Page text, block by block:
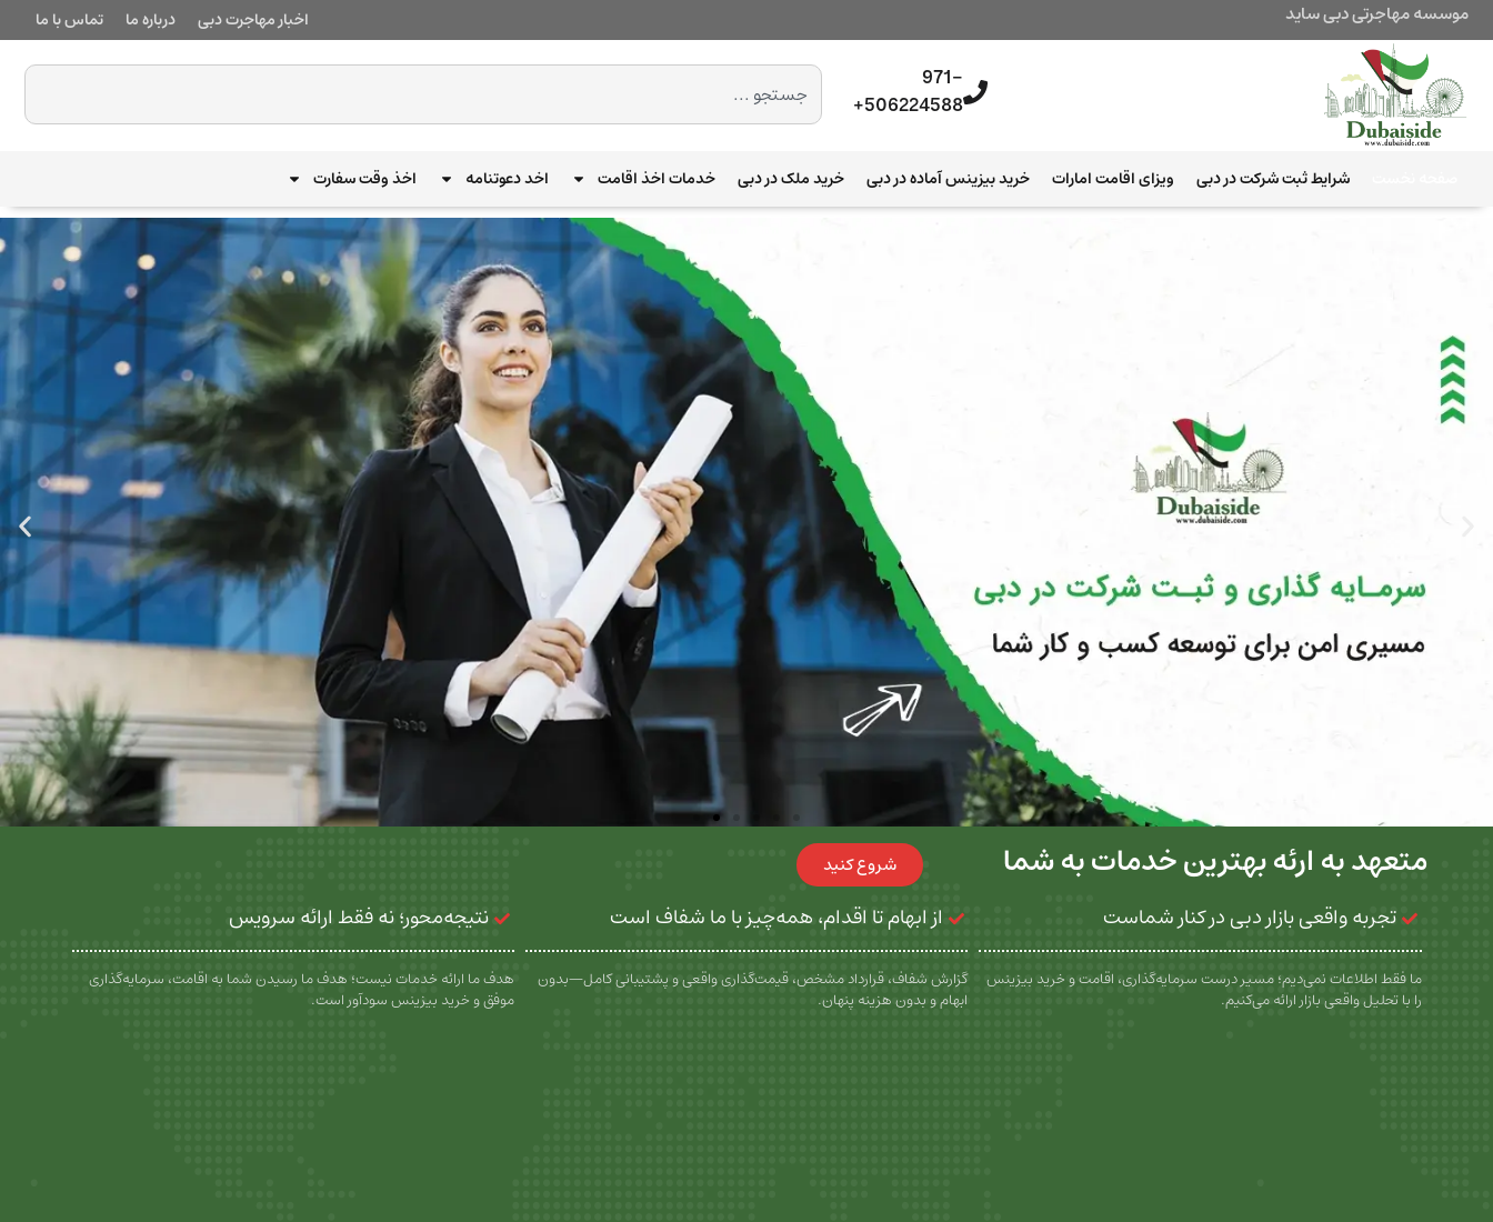
موسسه مهاجرتی دبی ساید اخبار مهاجرت دبی درباره ما تماس با ما
971-
506224588+
شرایط ثبت شرکت در دبی ویزای اقامت امارات خرید بیزینس آماده در دبی خرید ملک در دبی خدمات اخذ اقامت اخد دعوتنامه اخذ وقت سفارت
متعهد به ارئه بهترین خدمات به شما شروع کنید
تجربه واقعی بازار دبی در کنار شماست
ما فقط اطلاعات نمی‌دیم؛ مسیر درست سرمایه‌گذاری، اقامت و خرید بیزینس
را با تحلیل واقعی بازار ارائه می‌کنیم.
از ابهام تا اقدام، همه‌چیز با ما شفاف است
گزارش شفاف، قرارداد مشخص، قیمت‌گذاری واقعی و پشتیبانی کامل—بدون
ابهام و بدون هزینه پنهان.
نتیجه‌محور؛ نه فقط ارائه سرویس
هدف ما ارائه خدمات نیست؛ هدف ما رسیدن شما به اقامت، سرمایه‌گذاری
موفق و خرید بیزینس سودآور است.